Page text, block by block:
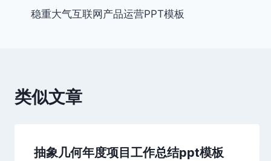
章
稳重大气互联网产品运营PPT模板
类似文章
抽象几何年度项目工作总结ppt模板